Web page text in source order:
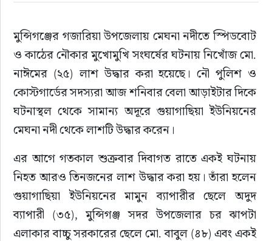
রাজনীতি
নির্বাচন
আলোচিত সংবাদ
ই-পেপার
অন্যান্য
মুন্সিগঞ্জের গজারিয়া উপজেলায় মেঘনা নদীতে স্পিডবোট
ও কাঠের নৌকার মুখোমুখি সংঘর্ষের ঘটনায় নিখোঁজ মো.
নাঈমের (২৫) লাশ উদ্ধার করা হয়েছে। নৌ পুলিশ ও
কোস্টগার্ডের সদস্যরা আজ শনিবার বেলা আড়াইটার দিকে
ঘটনাস্থল থেকে সামান্য অদূরে গুয়াগাছিয়া ইউনিয়নের
মেঘনা নদী থেকে লাশটি উদ্ধার করেন।
এর আগে গতকাল শুক্রবার দিবাগত রাতে একই ঘটনায়
নিহত আরও তিনজনের লাশ উদ্ধার করা হয়। তাঁরা হলেন
গুয়াগাছিয়া ইউনিয়নের মামুন ব্যাপারীর ছেলে অদুদ
ব্যাপারী (৩৫), মুন্সিগঞ্জ সদর উপজেলার চর ঝাপটা
এলাকার বাচ্চু সরকারের ছেলে মো. বাবুল (৪৮) এবং একই